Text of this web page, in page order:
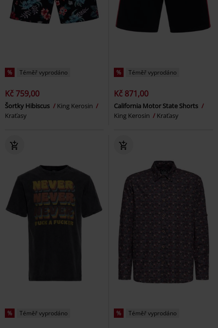
% Téměř vyprodáno
Kč 759,00
Šortky Hibiscus
King Kerosin
Kraťasy
% Téměř vyprodáno
Kč 871,00
California Motor State Shorts
King Kerosin
Kraťasy
% Téměř vyprodáno % Téměř vyprodáno